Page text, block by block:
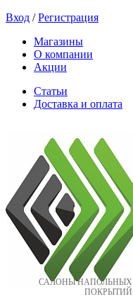
Вход /Регистрация
Магазины
О компании
Акции
Статьи
Доставка и оплата
САЛОНЫ НАПОЛЬНЫХ
ПОКРЫТИЙ